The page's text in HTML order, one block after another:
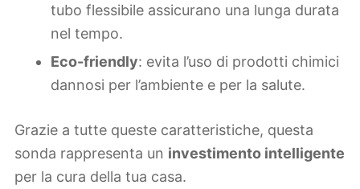
tubo flessibile assicurano una lunga durata
nel tempo.
Eco-friendly: evita l’uso di prodotti chimici
dannosi per l’ambiente e per la salute.
Grazie a tutte queste caratteristiche, questa
sonda rappresenta un investimento intelligente
per la cura della tua casa.